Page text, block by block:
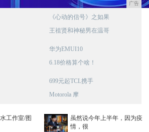
广告
《心动的信号》之如果
王祖贤和神秘男在温哥
华为EMUI10
6.18价格算个啥！
699元起TCL携手
Motorola 摩
工作室/图
虽然说今年上半年，因为疫
情，很